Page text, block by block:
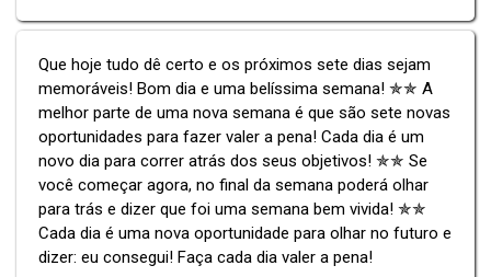
Que hoje tudo dê certo e os próximos sete dias sejam
memoráveis! Bom dia e uma belíssima semana! ✯✯ A
melhor parte de uma nova semana é que são sete novas
oportunidades para fazer valer a pena! Cada dia é um
novo dia para correr atrás dos seus objetivos! ✯✯ Se
você começar agora, no final da semana poderá olhar
para trás e dizer que foi uma semana bem vivida! ✯✯
Cada dia é uma nova oportunidade para olhar no futuro e
dizer: eu consegui! Faça cada dia valer a pena!